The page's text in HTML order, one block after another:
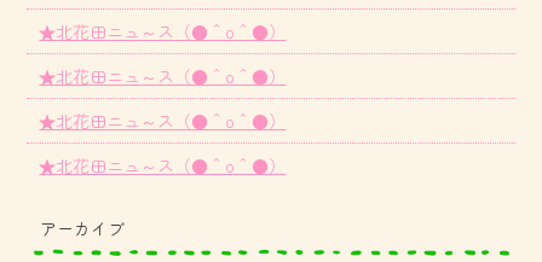
★北花田ニュ～ス（●＾o＾●）
★北花田ニュ～ス（●＾o＾●）
★北花田ニュ～ス（●＾o＾●）
★北花田ニュ～ス（●＾o＾●）
アーカイブ